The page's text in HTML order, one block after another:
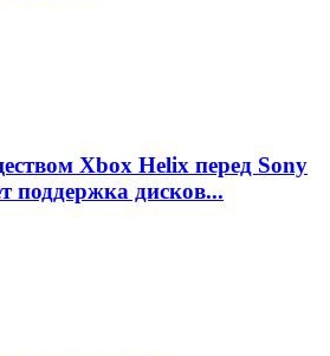
Xbox Helix перед Sony
поддержка дисков...